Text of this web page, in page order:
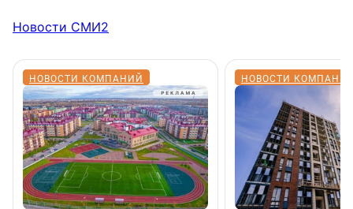
Новости СМИ2
НОВОСТИ КОМПАНИЙ НОВОСТИ